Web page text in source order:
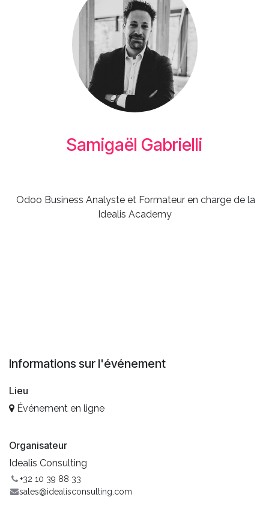
Samigaël Gabrielli
Odoo Business Analyste et Formateur en charge de la
Idealis Academy
Informations sur l'événement
Lieu
Événement en ligne
Organisateur
Idealis Consulting
+32 10 39 88 33
sales@idealisconsulting.com